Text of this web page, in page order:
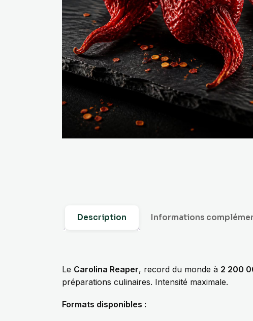
Description Informations
Le Carolina Reaper, record du monde à 2 200
préparations culinaires. Intensité maximale.
Formats disponibles :